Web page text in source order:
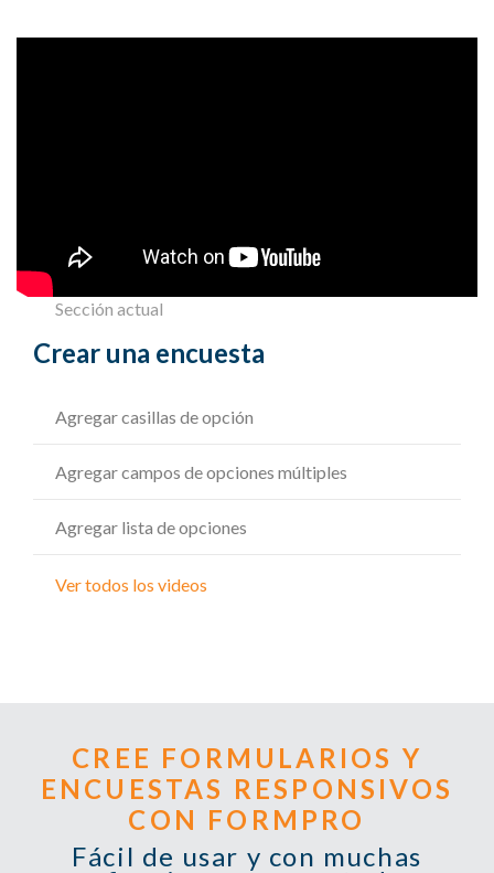
Sección actual
Crear una encuesta
Agregar casillas de opción
Agregar campos de opciones múltiples
Agregar lista de opciones
Ver todos los videos
CREE FORMULARIOS Y
ENCUESTAS RESPONSIVOS
CON FORMPRO
Fácil de usar y con muchas